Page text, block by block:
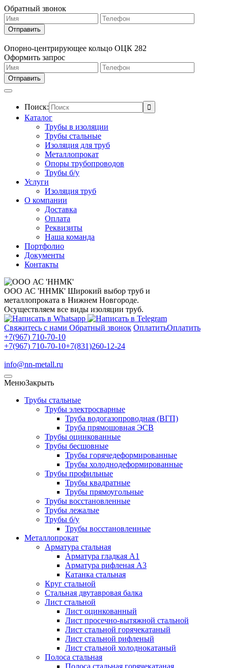
Обратный звонок
Опорно-центрирующее кольцо ОЦК 282
Оформить запрос
Поиск:
Каталог
Трубы в изоляции
Трубы стальные
Изоляция для труб
Металлопрокат
Опоры трубопроводов
Трубы б/у
Услуги
Изоляция труб
О компании
Доставка
Оплата
Реквизиты
Наша команда
Портфолио
Документы
Контакты
ООО АС 'ННМК' Широкий выбор труб и
металлопроката в Нижнем Новгороде.
Осуществляем все виды изоляции труб.
Свяжитесь с нами Обратный звонок ОплатитьОплатить
+7(967) 710-70-10
+7(967) 710-70-10+7(831)260-12-24
info@nn-metall.ru
МенюЗакрыть
Трубы стальные
Трубы электросварные
Труба водогазопроводная (ВГП)
Труба прямошовная ЭСВ
Трубы оцинкованные
Трубы бесшовные
Трубы горячедеформированные
Трубы холоднодеформированные
Трубы профильные
Трубы квадратные
Трубы прямоугольные
Трубы восстановленные
Трубы лежалые
Трубы б/у
Трубы восстановленные
Металлопрокат
Арматура стальная
Арматура гладкая А1
Арматура рифленая А3
Катанка стальная
Круг стальной
Стальная двутавровая балка
Лист стальной
Лист оцинкованный
Лист просечно-вытяжной стальной
Лист стальной горячекатаный
Лист стальной рифленый
Лист стальной холоднокатаный
Полоса стальная
Полоса стальная горячекатаная